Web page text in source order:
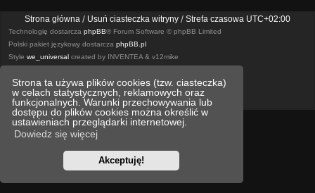
Strona ta używa plików cookies (tzw. ciasteczka)
w celach statystycznych, reklamowych oraz
funkcjonalnych. Warunki przechowywania lub
dostępu do plików cookies można określić w
ustawieniach przeglądarki internetowej.
Dowiedz się więcej
Akceptuję!
Strona główna Usuń ciasteczka witryny Strefa czasowa UTC+02:00
Technologię dostarcza phpBB® Forum Software © phpBB Limited
Polski pakiet językowy dostarcza phpBB.pl
Style we_universal created by INVENTEA & v12mike
Optimized by:phpBB SEO
Zasady ochrony danych osobowych Regulamin